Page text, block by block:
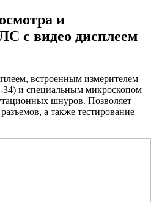
и
с видео дисплеем
встроенным измерителем
и специальным микроскопом
шнуров. Позволяет
а также тестирование